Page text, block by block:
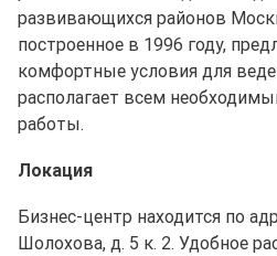
развивающихся районов
построенное в 1996 году,
комфортные условия для
располагает всем
работы.
Локация
Бизнес-центр находится по
Шолохова, д. 5 к. 2. Удобное